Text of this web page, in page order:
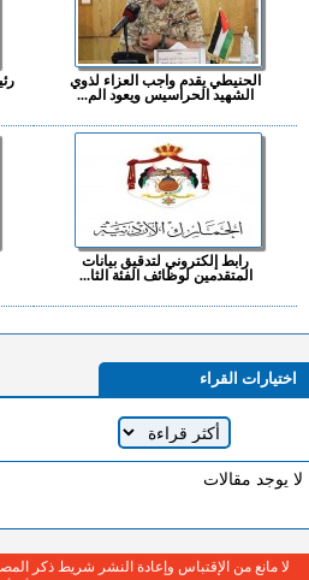
الحنيطي يقدم واجب العزاء لذوي
الشهيد الحراسيس ويعود الم...
رابط إلكتروني لتدقيق بيانات
المتقدمين لوظائف الفئة الثا...
اختيارات القراء
لا يوجد مقالات
لا مانع من الإقتباس وإعادة النشر شريط ذكر